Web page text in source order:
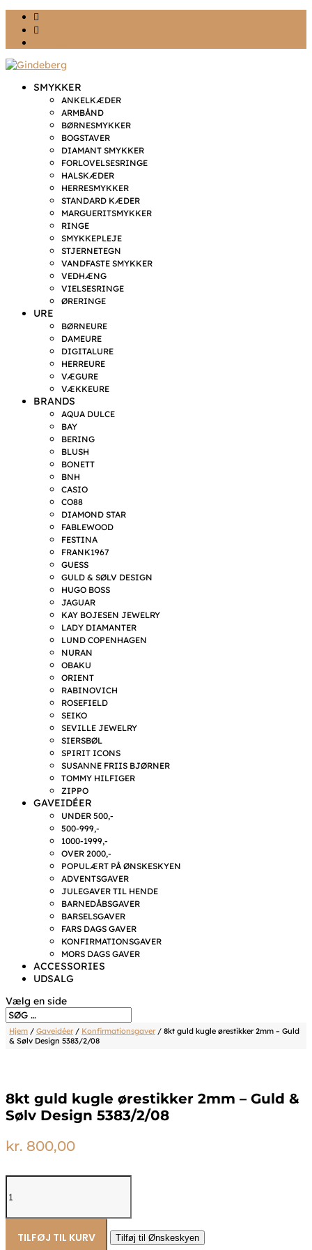
SMYKKER
ANKELKÆDER
ARMBÅND
BØRNESMYKKER
BOGSTAVER
DIAMANT SMYKKER
FORLOVELSESRINGE
HALSKÆDER
HERRESMYKKER
STANDARD KÆDER
MARGUERITSMYKKER
RINGE
SMYKKEPLEJE
STJERNETEGN
VANDFASTE SMYKKER
VEDHÆNG
VIELSESRINGE
ØRERINGE
URE
BØRNEURE
DAMEURE
DIGITALURE
HERREURE
VÆGURE
VÆKKEURE
BRANDS
AQUA DULCE
BAY
BERING
BLUSH
BONETT
BNH
CASIO
CO88
DIAMOND STAR
FABLEWOOD
FESTINA
FRANK1967
GUESS
GULD & SØLV DESIGN
HUGO BOSS
JAGUAR
KAY BOJESEN JEWELRY
LADY DIAMANTER
LUND COPENHAGEN
NURAN
OBAKU
ORIENT
RABINOVICH
ROSEFIELD
SEIKO
SEVILLE JEWELRY
SIERSBØL
SPIRIT ICONS
SUSANNE FRIIS BJØRNER
TOMMY HILFIGER
ZIPPO
GAVEIDÉER
UNDER 500,-
500-999,-
1000-1999,-
OVER 2000,-
POPULÆRT PÅ ØNSKESKYEN
ADVENTSGAVER
JULEGAVER TIL HENDE
BARNEDÅBSGAVER
BARSELSGAVER
FARS DAGS GAVER
KONFIRMATIONSGAVER
MORS DAGS GAVER
ACCESSORIES
UDSALG
Vælg en side
Hjem / Gaveidéer/ Konfirmationsgaver/ 8kt guld kugle ørestikker 2mm – Guld
& Sølv Design 5383/2/08
8kt guld kugle ørestikker 2mm – Guld &
Sølv Design 5383/2/08
kr. 800,00
guld
ørestikker
2mm
TILFØJ TIL KURV Tilføj til Ønskeskyen